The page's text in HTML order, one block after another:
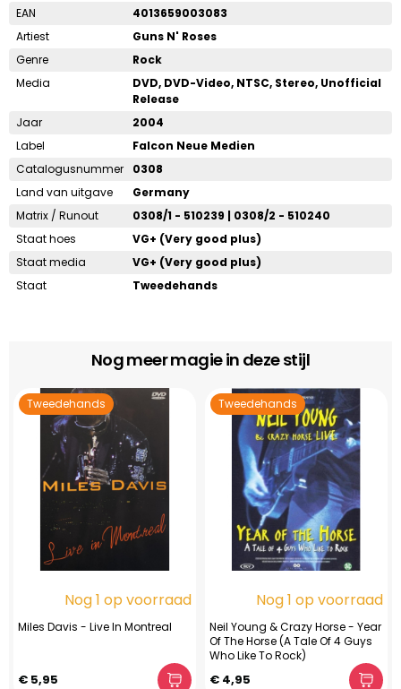
EAN
4013659003083
Artiest
Guns N' Roses
Genre
Rock
Media
DVD, DVD-Video, NTSC, Stereo, Unofficial
Release
Jaar
2004
Label
Falcon Neue Medien
Catalogusnummer
0308
Land van uitgave
Germany
Matrix / Runout
0308/1 - 510239 | 0308/2 - 510240
Staat hoes
VG+ (Very good plus)
Staat media
VG+ (Very good plus)
Staat
Tweedehands
Nog meer magie in deze stijl
Tweedehands
Nog 1 op voorraad
Miles Davis - Live In Montreal
€ 5,95
Tweedehands
Nog 1 op voorraad
Neil Young & Crazy Horse - Year
Of The Horse (A Tale Of 4 Guys
Who Like To Rock)
€ 4,95